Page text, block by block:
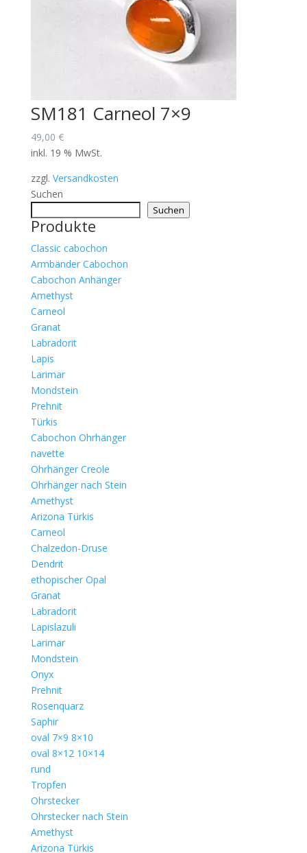
SM181 Carneol 7×9
49,00 €
inkl. 19 % MwSt.
zzgl. Versandkosten
Suchen
Suchen
Produkte
Classic cabochon
Armbänder Cabochon
Cabochon Anhänger
Amethyst
Carneol
Granat
Labradorit
Lapis
Larimar
Mondstein
Prehnit
Türkis
Cabochon Ohrhänger
navette
Ohrhänger Creole
Ohrhänger nach Stein
Amethyst
Arizona Türkis
Carneol
Chalzedon-Druse
Dendrit
ethopischer Opal
Granat
Labradorit
Lapislazuli
Larimar
Mondstein
Onyx
Prehnit
Rosenquarz
Saphir
oval 7×9 8×10
oval 8×12 10×14
rund
Tropfen
Ohrstecker
Ohrstecker nach Stein
Amethyst
Arizona Türkis